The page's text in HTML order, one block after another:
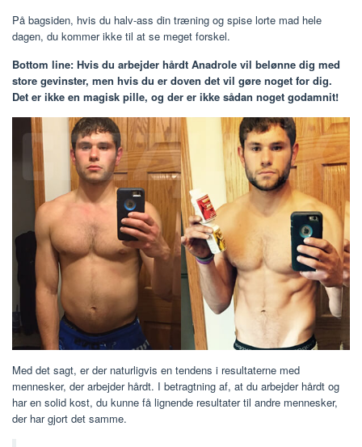
På bagsiden, hvis du halv-ass din træning og spise lorte mad hele
dagen, du kommer ikke til at se meget forskel.
Bottom line: Hvis du arbejder hårdt Anadrole vil belønne dig med
store gevinster, men hvis du er doven det vil gøre noget for dig.
Det er ikke en magisk pille, og der er ikke sådan noget godamnit!
Med det sagt, er der naturligvis en tendens i resultaterne med
mennesker, der arbejder hårdt. I betragtning af, at du arbejder hårdt og
har en solid kost, du kunne få lignende resultater til andre mennesker,
der har gjort det samme.